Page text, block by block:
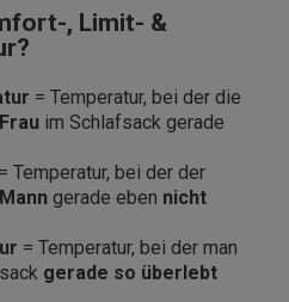
, Limit- &
= Temperatur, bei der die
im Schlafsack gerade
= Temperatur, bei der der
gerade eben nicht
= Temperatur, bei der man
gerade so überlebt